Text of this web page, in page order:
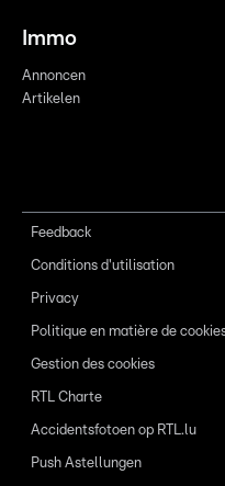
Immo
Annoncen
Artikelen
Feedback
Conditions d'utilisation
Privacy
Politique en matière de
Gestion des cookies
RTL Charte
Accidentsfotoen op RTL.lu
Push Astellungen